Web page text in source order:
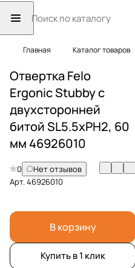
Главная Каталог товаров
Отвертка Felo
Ergonic Stubby с
двухсторонней
битой SL5.5хPH2, 60
мм 46926010
0
Нет отзывов
Арт.46926010
В корзину
Купить в 1 клик